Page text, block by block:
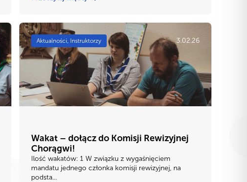
Aktualności, Instruktorzy 3.02.26
Wakat – dołącz do Komisji Rewizyjnej
Chorągwi!
Ilość wakatów: 1 W związku z wygaśnięciem
mandatu jednego członka komisji rewizyjnej, na
podsta...